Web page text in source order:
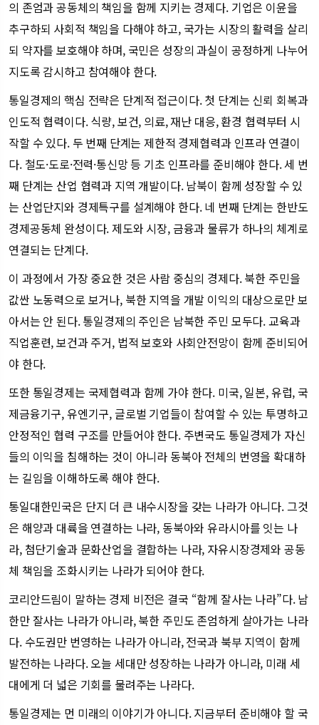
의 존엄과 공동체의 책임을 함께 지키는 경제다. 기업은 이윤을
추구하되 사회적 책임을 다해야 하고, 국가는 시장의 활력을 살리
되 약자를 보호해야 하며, 국민은 성장의 과실이 공정하게 나누어
지도록 감시하고 참여해야 한다.
통일경제의 핵심 전략은 단계적 접근이다. 첫 단계는 신뢰 회복과
인도적 협력이다. 식량, 보건, 의료, 재난 대응, 환경 협력부터 시
작할 수 있다. 두 번째 단계는 제한적 경제협력과 인프라 연결이
다. 철도·도로·전력·통신망 등 기초 인프라를 준비해야 한다. 세 번
째 단계는 산업 협력과 지역 개발이다. 남북이 함께 성장할 수 있
는 산업단지와 경제특구를 설계해야 한다. 네 번째 단계는 한반도
경제공동체 완성이다. 제도와 시장, 금융과 물류가 하나의 체계로
연결되는 단계다.
이 과정에서 가장 중요한 것은 사람 중심의 경제다. 북한 주민을
값싼 노동력으로 보거나, 북한 지역을 개발 이익의 대상으로만 보
아서는 안 된다. 통일경제의 주인은 남북한 주민 모두다. 교육과
직업훈련, 보건과 주거, 법적 보호와 사회안전망이 함께 준비되어
야 한다.
또한 통일경제는 국제협력과 함께 가야 한다. 미국, 일본, 유럽, 국
제금융기구, 유엔기구, 글로벌 기업들이 참여할 수 있는 투명하고
안정적인 협력 구조를 만들어야 한다. 주변국도 통일경제가 자신
들의 이익을 침해하는 것이 아니라 동북아 전체의 번영을 확대하
는 길임을 이해하도록 해야 한다.
통일대한민국은 단지 더 큰 내수시장을 갖는 나라가 아니다. 그것
은 해양과 대륙을 연결하는 나라, 동북아와 유라시아를 잇는 나
라, 첨단기술과 문화산업을 결합하는 나라, 자유시장경제와 공동
체 책임을 조화시키는 나라가 되어야 한다.
코리안드림이 말하는 경제 비전은 결국 “함께 잘사는 나라”다. 남
한만 잘사는 나라가 아니라, 북한 주민도 존엄하게 살아가는 나라
다. 수도권만 번영하는 나라가 아니라, 전국과 북부 지역이 함께
발전하는 나라다. 오늘 세대만 성장하는 나라가 아니라, 미래 세
대에게 더 넓은 기회를 물려주는 나라다.
통일경제는 먼 미래의 이야기가 아니다. 지금부터 준비해야 할 국